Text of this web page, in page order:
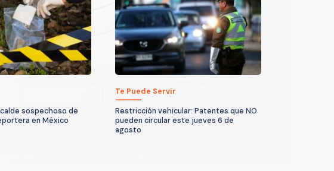
sospechoso de
en México
Te Puede Servir
Restricción vehicular: Patentes que NO
pueden circular este jueves 6 de
agosto